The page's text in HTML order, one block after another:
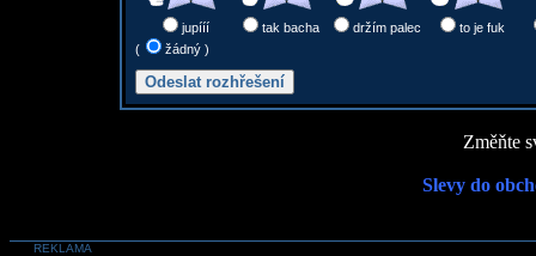
jupííí tak bacha držím palec
to je fuk
(
žádný )
Změňte
Slevy do
REKLAMA